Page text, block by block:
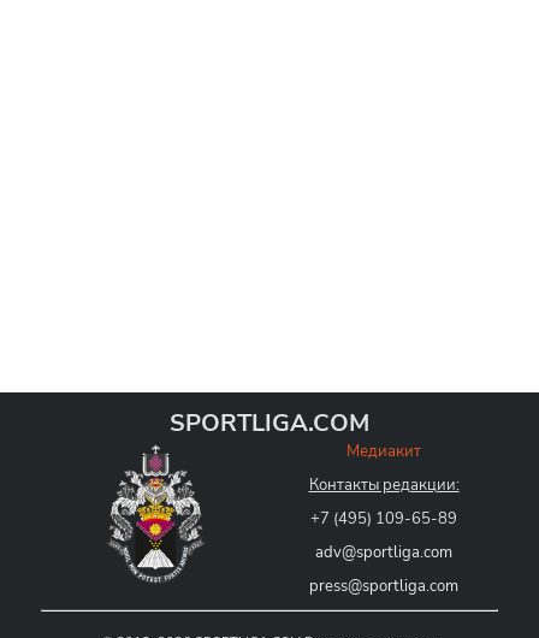
SPORTLIGA.COM
Медиакит
Контакты редакции:
+7 (495) 109-65-89
adv@sportliga.com
press@sportliga.com